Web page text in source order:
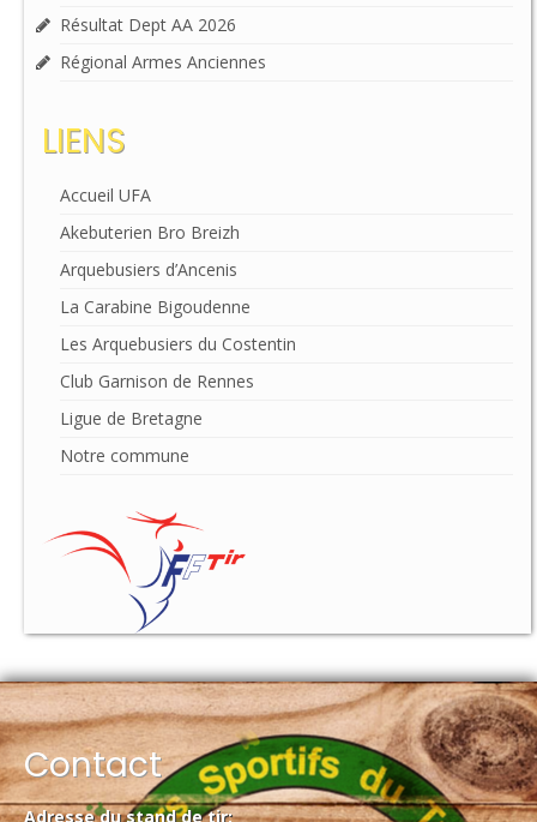
Résultat Dept AA 2026
Régional Armes Anciennes
LIENS
Accueil UFA
Akebuterien Bro Breizh
Arquebusiers d’Ancenis
La Carabine Bigoudenne
Les Arquebusiers du Costentin
Club Garnison de Rennes
Ligue de Bretagne
Notre commune
Contact
Adresse du stand de tir: